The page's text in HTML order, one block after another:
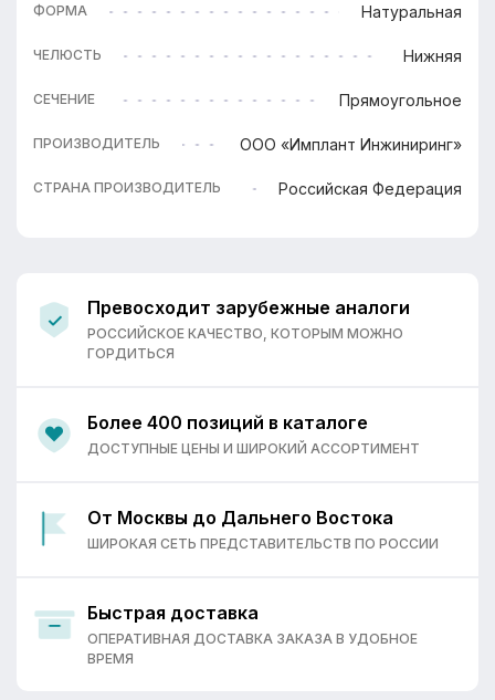
ФОРМА Натуральная
ЧЕЛЮСТЬ Нижняя
СЕЧЕНИЕ Прямоугольное
ПРОИЗВОДИТЕЛЬ ООО «Имплант Инжиниринг»
СТРАНА ПРОИЗВОДИТЕЛЬ Российская Федерация
Превосходит зарубежные аналоги
РОССИЙСКОЕ КАЧЕСТВО, КОТОРЫМ МОЖНО
ГОРДИТЬСЯ
Более 400 позиций в каталоге
ДОСТУПНЫЕ ЦЕНЫ И ШИРОКИЙ АССОРТИМЕНТ
От Москвы до Дальнего Востока
ШИРОКАЯ СЕТЬ ПРЕДСТАВИТЕЛЬСТВ ПО РОССИИ
Быстрая доставка
ОПЕРАТИВНАЯ ДОСТАВКА ЗАКАЗА В УДОБНОЕ
ВРЕМЯ